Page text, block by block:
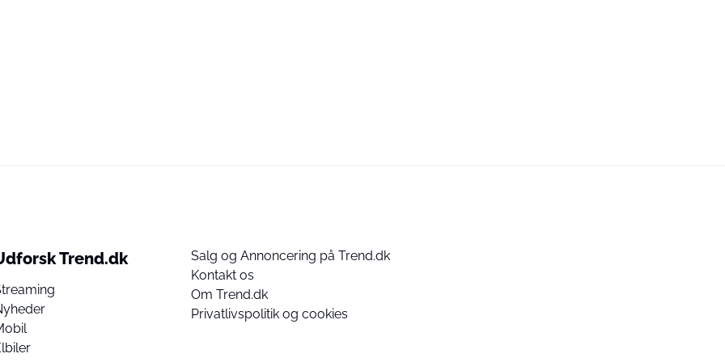
Trend.dk
Salg og Annoncering på Trend.dk
Kontakt os
Om Trend.dk
Privatlivspolitik og cookies